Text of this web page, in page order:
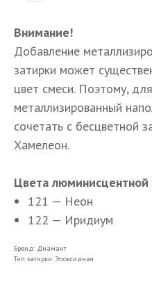
Внимание!
Добавление
затирки может
цвет смеси. Поэтому,
металлизированный
сочетать с бесцветной
Хамелеон.
Цвета люминисцентной
121 — Неон
122 — Иридиум
Бренд: Диамант
Тип затирки: Эпоксидная